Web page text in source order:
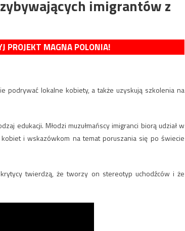
imigrantów z
PROJEKT MAGNA POLONIA!
podrywać lokalne kobiety, a także uzyskują szkolenia na
edukacji. Młodzi muzułmańscy imigranci biorą udział w
i wskazówkom na temat poruszania się po świecie
twierdzą, że tworzy on stereotyp uchodźców i że